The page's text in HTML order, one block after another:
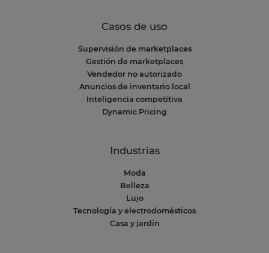
Casos de uso
Supervisión de marketplaces
Gestión de marketplaces
Vendedor no autorizado
Anuncios de inventario local
Inteligencia competitiva
Dynamic Pricing
Industrias
Moda
Belleza
Lujo
Tecnología y electrodomésticos
Casa y jardín